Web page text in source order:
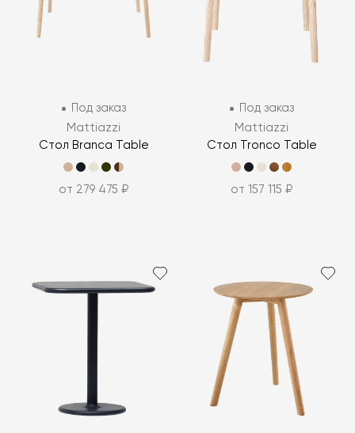
Под заказ
Mattiazzi
Стол Branca Table
от 279 475 ₽
Под заказ
Mattiazzi
Стол Tronco Table
от 157 115 ₽